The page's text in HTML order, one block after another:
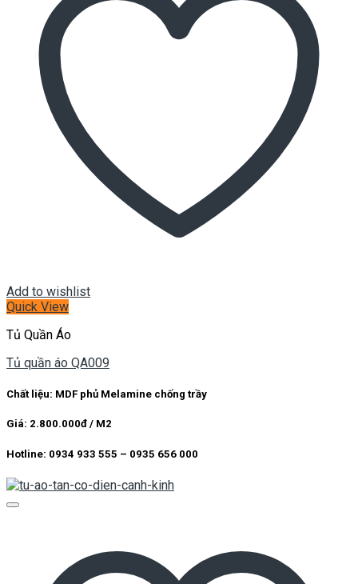
Add to wishlist
Quick View
Tủ Quần Áo
Tủ quần áo QA009
Chất liệu: MDF phủ Melamine chống trầy
Giá: 2.800.000đ / M2
Hotline: 0934 933 555 – 0935 656 000